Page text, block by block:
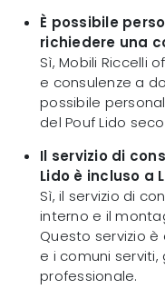
È possibile
richiedere una
Sì, Mobili Riccelli
e consulenze a
possibile
del Pouf Lido
Il servizio di
Lido è incluso a
Sì, il servizio di
interno e il
Questo servizio
e i comuni
professionale.